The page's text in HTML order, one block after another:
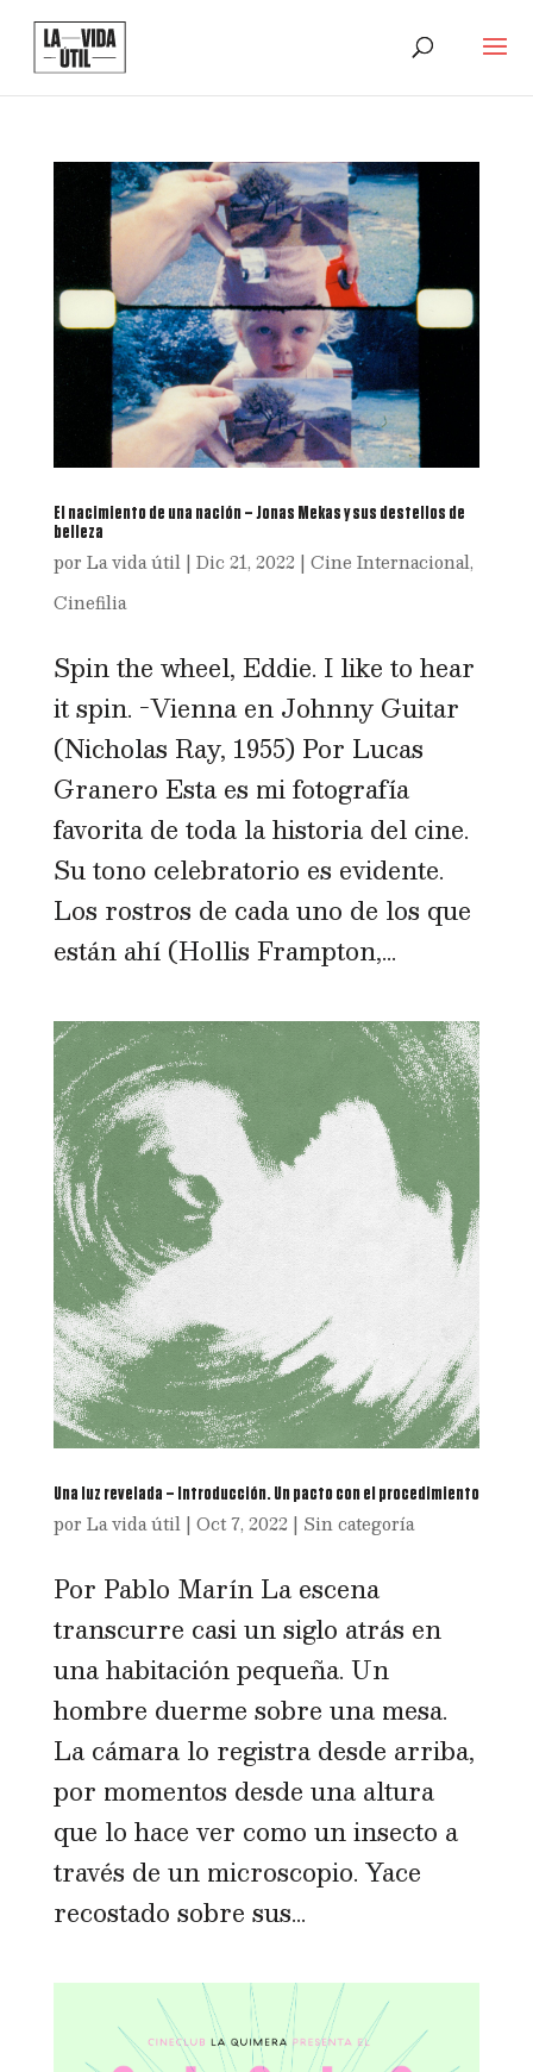
El nacimiento de una nación – Jonas Mekas y sus destellos de
belleza
por La vida útil| Dic 21, 2022 | Cine Internacional,
Cinefilia
Spin the wheel, Eddie. I like to hear
it spin. -Vienna en Johnny Guitar
(Nicholas Ray, 1955) Por Lucas
Granero Esta es mi fotografía
favorita de toda la historia del cine.
Su tono celebratorio es evidente.
Los rostros de cada uno de los que
están ahí (Hollis Frampton,...
Una luz revelada – Introducción. Un pacto con el procedimiento
por La vida útil| Oct 7, 2022 | Sin categoría
Por Pablo Marín La escena
transcurre casi un siglo atrás en
una habitación pequeña. Un
hombre duerme sobre una mesa.
La cámara lo registra desde arriba,
por momentos desde una altura
que lo hace ver como un insecto a
través de un microscopio. Yace
recostado sobre sus...